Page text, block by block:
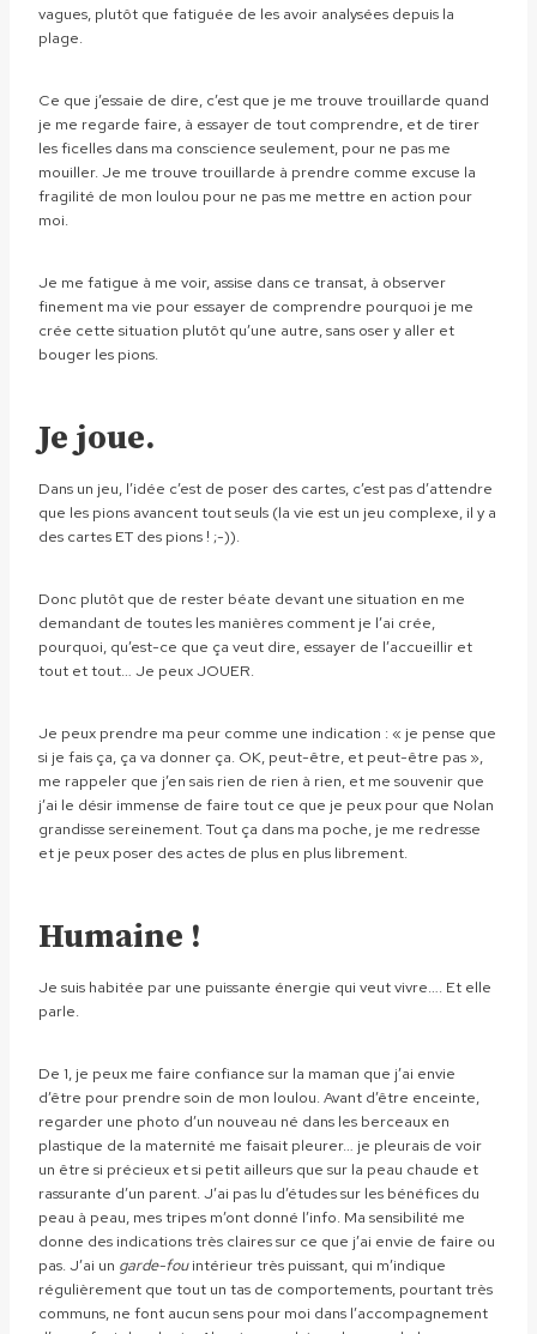
vagues, plutôt que fatiguée de les avoir analysées depuis la
plage.
Ce que j’essaie de dire, c’est que je me trouve trouillarde quand
je me regarde faire, à essayer de tout comprendre, et de tirer
les ficelles dans ma conscience seulement, pour ne pas me
mouiller. Je me trouve trouillarde à prendre comme excuse la
fragilité de mon loulou pour ne pas me mettre en action pour
moi.
Je me fatigue à me voir, assise dans ce transat, à observer
finement ma vie pour essayer de comprendre pourquoi je me
crée cette situation plutôt qu’une autre, sans oser y aller et
bouger les pions.
Je joue.
Dans un jeu, l’idée c’est de poser des cartes, c’est pas d’attendre
que les pions avancent tout seuls (la vie est un jeu complexe, il y a
des cartes ET des pions ! ;-)).
Donc plutôt que de rester béate devant une situation en me
demandant de toutes les manières comment je l’ai crée,
pourquoi, qu’est-ce que ça veut dire, essayer de l’accueillir et
tout et tout… Je peux JOUER.
Je peux prendre ma peur comme une indication : « je pense que
si je fais ça, ça va donner ça. OK, peut-être, et peut-être pas »,
me rappeler que j’en sais rien de rien à rien, et me souvenir que
j’ai le désir immense de faire tout ce que je peux pour que Nolan
grandisse sereinement. Tout ça dans ma poche, je me redresse
et je peux poser des actes de plus en plus librement.
Humaine !
Je suis habitée par une puissante énergie qui veut vivre…. Et elle
parle.
De 1, je peux me faire confiance sur la maman que j’ai envie
d’être pour prendre soin de mon loulou. Avant d’être enceinte,
regarder une photo d’un nouveau né dans les berceaux en
plastique de la maternité me faisait pleurer… je pleurais de voir
un être si précieux et si petit ailleurs que sur la peau chaude et
rassurante d’un parent. J’ai pas lu d’études sur les bénéfices du
peau à peau, mes tripes m’ont donné l’info. Ma sensibilité me
donne des indications très claires sur ce que j’ai envie de faire ou
pas. J’ai un garde-fouintérieur très puissant, qui m’indique
régulièrement que tout un tas de comportements, pourtant très
communs, ne font aucun sens pour moi dans l’accompagnement